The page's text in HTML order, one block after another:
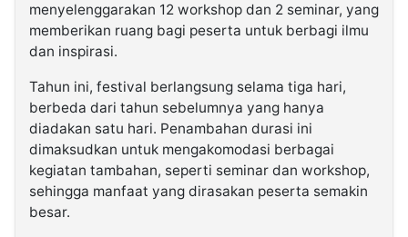
menyelenggarakan 12 workshop dan 2 seminar, yang
memberikan ruang bagi peserta untuk berbagi ilmu
dan inspirasi.
Tahun ini, festival berlangsung selama tiga hari,
berbeda dari tahun sebelumnya yang hanya
diadakan satu hari. Penambahan durasi ini
dimaksudkan untuk mengakomodasi berbagai
kegiatan tambahan, seperti seminar dan workshop,
sehingga manfaat yang dirasakan peserta semakin
besar.